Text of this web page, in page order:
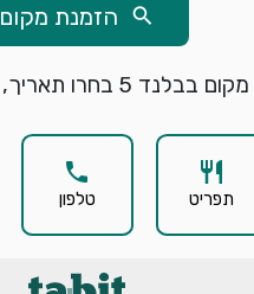
search הזמנת מקום
תאריך, שעה וכמות אורחים.
restaurant
תפריט
phone
טלפון